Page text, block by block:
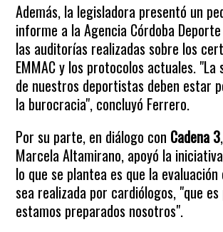
Además, la legisladora presentó un
informe a la Agencia Córdoba
las auditorías realizadas sobre los
EMMAC y los protocolos actuales. "La
de nuestros deportistas deben estar
la burocracia", concluyó Ferrero.
Por su parte, en diálogo con Cadena 3
Marcela Altamirano, apoyó la
lo que se plantea es que la
sea realizada por cardiólogos, "que
estamos preparados nosotros".